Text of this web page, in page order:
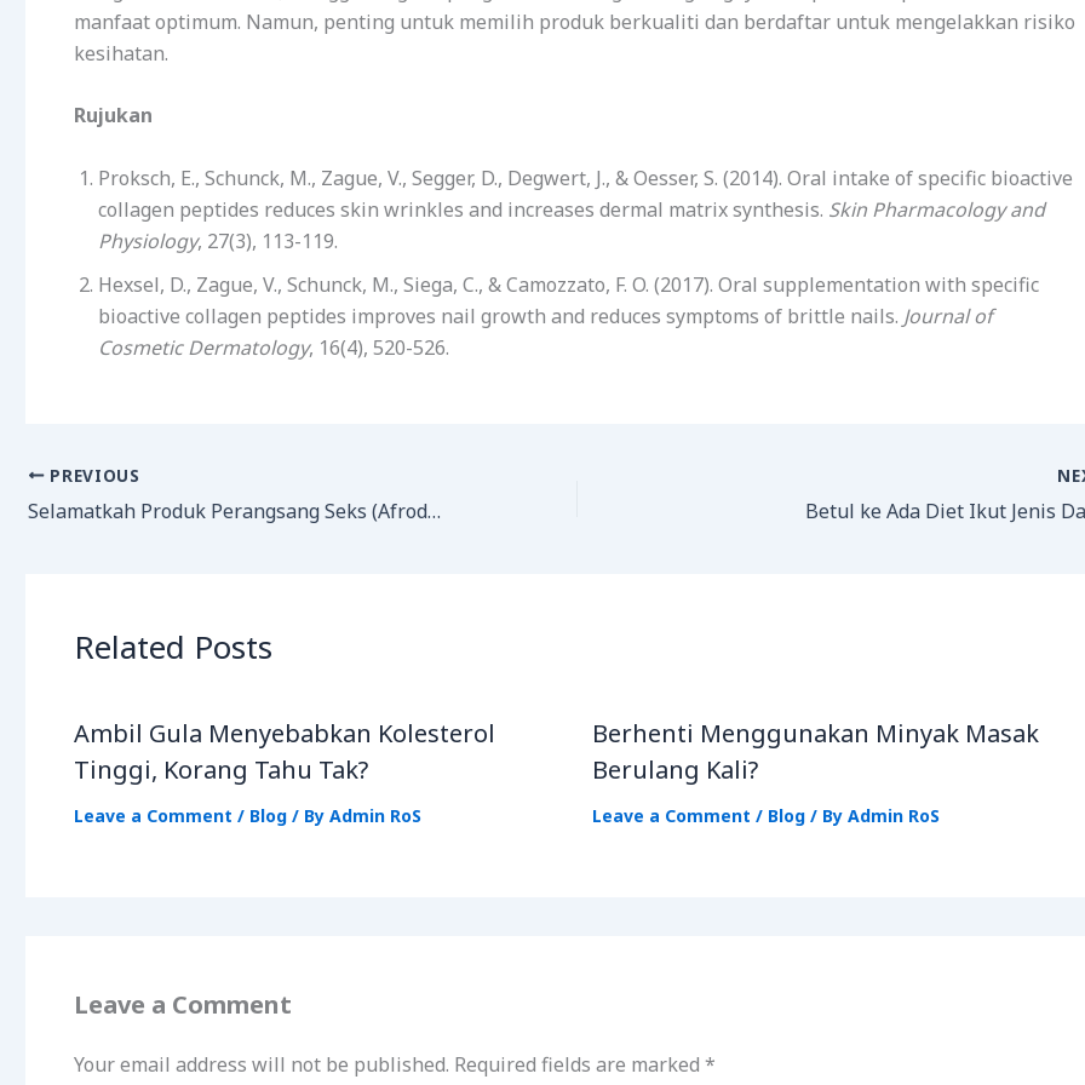
manfaat optimum. Namun, penting untuk memilih produk berkualiti dan berdaftar untuk mengelakkan risiko
kesihatan.
Rujukan
Proksch, E., Schunck, M., Zague, V., Segger, D., Degwert, J., & Oesser, S. (2014). Oral intake of specific bioactive
collagen peptides reduces skin wrinkles and increases dermal matrix synthesis. Skin Pharmacology and
Physiology, 27(3), 113-119.
Hexsel, D., Zague, V., Schunck, M., Siega, C., & Camozzato, F. O. (2017). Oral supplementation with specific
bioactive collagen peptides improves nail growth and reduces symptoms of brittle nails. Journal of
Cosmetic Dermatology, 16(4), 520-526.
PREVIOUS
Selamatkah Produk Perangsang Seks (Afrodisiak)? Betul ke Ada Diet Ikut Jenis
Related Posts
Ambil Gula Menyebabkan Kolesterol
Tinggi, Korang Tahu Tak?
Leave a Comment / Blog / By Admin RoS
Berhenti Menggunakan Minyak Masak
Berulang Kali?
Leave a Comment / Blog / ByAdmin RoS
Leave a Comment
Your email address will not be published. Required fields are marked *